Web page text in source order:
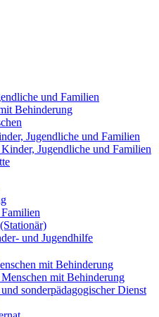
und Familien
Behinderung
Jugendliche und Familien
Jugendliche und Familien
und Jugendhilfe
mit Behinderung
mit Behinderung
sonderpädagogischer Dienst